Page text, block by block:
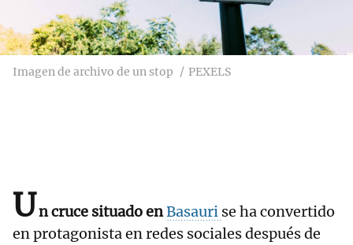
Imagen de archivo de un stop PEXELS
Un cruce situado enBasauri se ha convertido
en protagonista en redes sociales después de